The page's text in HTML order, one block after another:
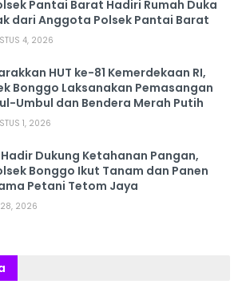
Pantai Barat Hadiri Rumah Duka
dari Anggota Polsek Pantai Barat
4, 2026
HUT ke-81 Kemerdekaan RI,
Bonggo Laksanakan Pemasangan
Umbul dan Bendera Merah Putih
1, 2026
Dukung Ketahanan Pangan,
Bonggo Ikut Tanam dan Panen
Petani Tetom Jaya
28, 2026